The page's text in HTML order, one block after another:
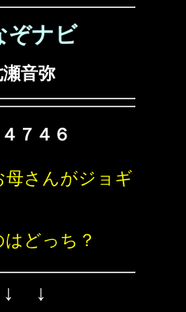
ぞナビ
音弥
７４６
母さんがジョギ
どっち？
↓